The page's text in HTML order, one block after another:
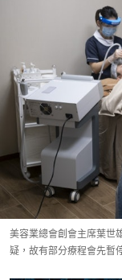
美容業總會創會主席葉世
疑，故有部分療程會先暫